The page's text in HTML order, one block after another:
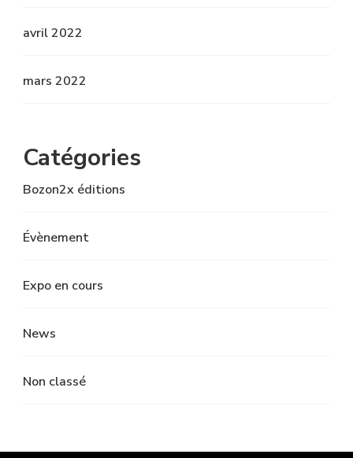
avril 2022
mars 2022
Catégories
Bozon2x éditions
Évènement
Expo en cours
News
Non classé